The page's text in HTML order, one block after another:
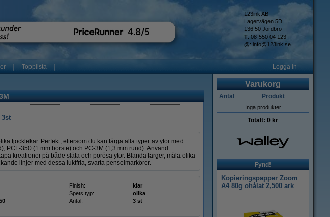
123ink AB
Lagervägen 5D
136 50 Jordbro
T: 08-550 04 123
@: info@123ink.se
Topplista Logga in
3st
tjocklekar. Perfekt, eftersom du kan färga alla typer av ytor med
PCF-350 (1 mm borste) och PC-3M (1,3 mm rund). Använd
kreationer på både släta och porösa ytor. Blanda färger, måla olika
linjer med dessa luktfria, svarta penselmarkörer.
Finish:
klar
Spets typ:
olika
Antal:
3 st
Varukorg
Antal Produkt
Inga produkter
Totalt: 0 kr
Fynd!
Kopieringspapper Zoom
A4 80g ohålat 2,500 ark